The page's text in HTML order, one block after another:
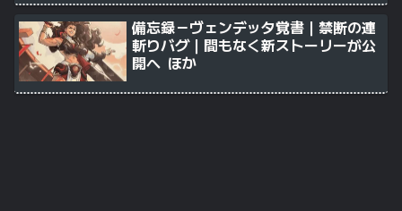
備忘録－ヴェンデッタ覚書｜禁断の連
斬りバグ｜間もなく新ストーリーが公
開へ ほか